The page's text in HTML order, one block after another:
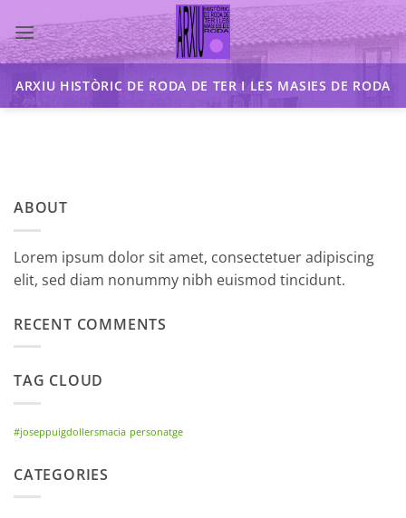
to
content
ARXIU HISTÒRIC DE RODA DE TER I LES MASIES DE RODA
ABOUT
Lorem ipsum dolor sit amet, consectetuer adipiscing
elit, sed diam nonummy nibh euismod tincidunt.
RECENT COMMENTS
TAG CLOUD
#joseppuigdollersmacia personatge
CATEGORIES